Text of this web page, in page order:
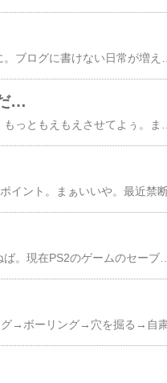
…
時間は私の為だけに流れる。最近お金使いすぎです。自粛せねば。現在PS2のゲームのセーブデータ解析してます。ゾイドタクティクスとか。真･女神転生3とか。ゾイドタクティクス…orz何このゲーム？真面目に作ったの？システムとかはまぁいいとしよう。だが戦闘の間が悪い。とにかく悪い。キャラのセリフと武器効果音が重なると声聞こえないし。武器効果音がへぼいし。BGMもへぼいし。決定音とかカーソル音がいちいちへぼいし。不愉快極まりない。正直PSのZOIDS2のがよかったよ。あれのグラフィックを綺麗にして。パイロットの声いれたらもう充分だったのに…。改悪だねｗ商品開発の努力不足もいいとこだ。スパロボほどの完成度は求めないからさ。そういえば。同じ開発元のPS2ゾイドインフィニティもBGM最悪だったね。効果音とかも。武器音はまぁ悪くなかった。要はBGM作る能力が低すぎるんだね。ゲーム中ずっとかかってるんだからかなり気にしないと。耳障りなのだけは勘弁ね。以上愚痴でした。